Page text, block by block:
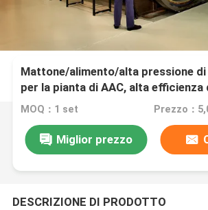
Mattone/alimento/alta pressione
per la pianta di AAC, alta
MOQ：1 set Prezzo：
Miglior prezzo
DESCRIZIONE DI PRODOTTO